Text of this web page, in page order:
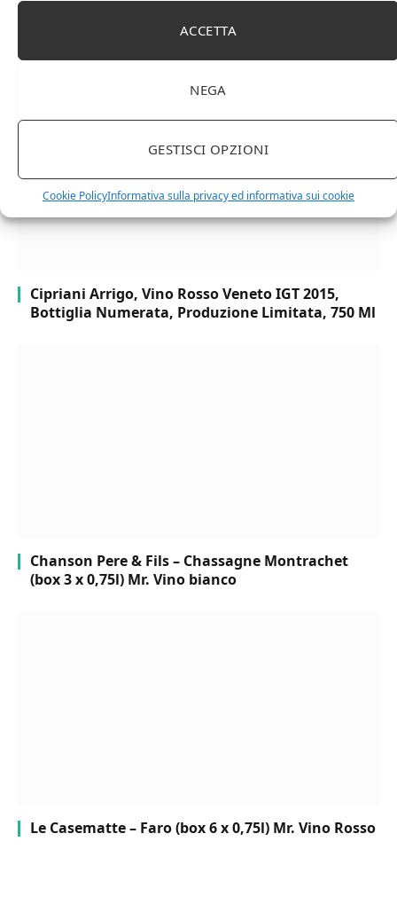
ACCETTA
NEGA
GESTISCI OPZIONI
Cookie PolicyInformativa sulla privacy ed informativa sui cookie
Cipriani Arrigo, Vino Rosso Veneto IGT 2015,
Bottiglia Numerata, Produzione Limitata, 750 Ml
Chanson Pere & Fils – Chassagne Montrachet
(box 3 x 0,75l) Mr. Vino bianco
Le Casematte – Faro (box 6 x 0,75l) Mr. Vino Rosso